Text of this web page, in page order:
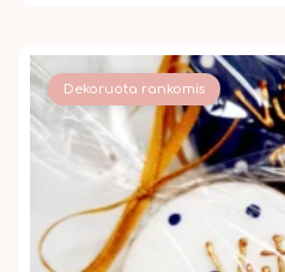
Dekoruota rankomis